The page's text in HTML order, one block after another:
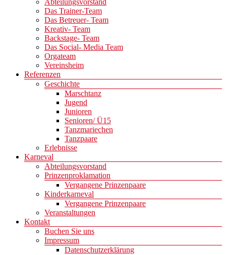
Abteilungsvorstand
Das Trainer-Team
Das Betreuer- Team
Kreativ- Team
Backstage- Team
Das Social- Media Team
Orgateam
Vereinsheim
Referenzen
Geschichte
Marschtanz
Jugend
Junioren
Senioren/ Ü15
Tanzmariechen
Tanzpaare
Erlebnisse
Karneval
Abteilungsvorstand
Prinzenproklamation
Vergangene Prinzenpaare
Kinderkarneval
Vergangene Prinzenpaare
Veranstaltungen
Kontakt
Buchen Sie uns
Impressum
Datenschutzerklärung